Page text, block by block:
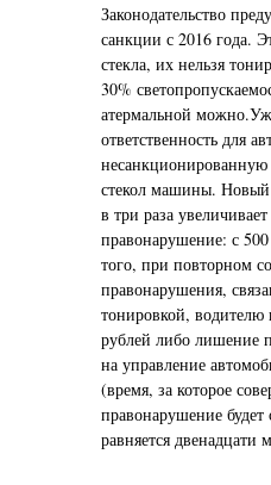
Законодательство
санкции с 2016 года.
стекла, их нельзя
30%
атермальной
ответственность для
стекол машины. Новый
в три раза
правонарушение: с
того, при повторном
правонарушения,
тонировкой,
рублей либо лишение
на управление
(время, за которое
правонарушение будет
равняется двенадцати